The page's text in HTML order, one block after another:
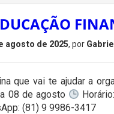
agosto de 2025, por
que vai te ajudar a
08 de agosto
(81) 9 9986-3417